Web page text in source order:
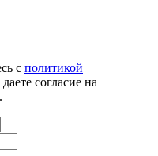
с политикой
согласие на